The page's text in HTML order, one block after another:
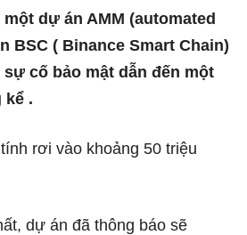
dự án AMM (automated
BSC ( Binance Smart Chain)
cố bảo mật dẫn đến một
kể .
rơi vào khoảng 50 triệu
dự án đã thông báo sẽ